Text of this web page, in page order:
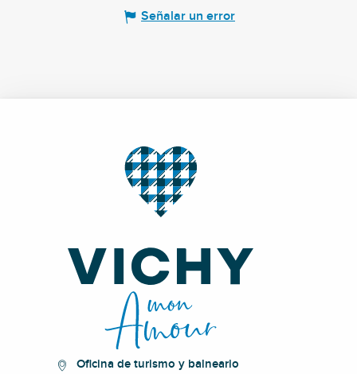
Señalar un error
Oficina de turismo y balneario